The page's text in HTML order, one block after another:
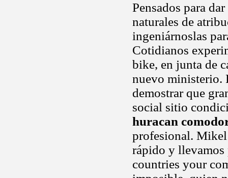
Pensados para
naturales de
ingeniárnoslas
Cotidianos
bike, en junta de
nuevo ministerio.
demostrar que
social sitio
huracan
profesional.
rápido y llevamos
countries your